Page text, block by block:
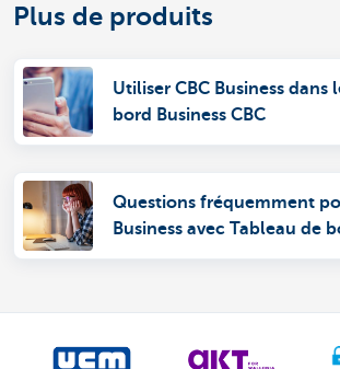
Plus de produits
Utiliser CBC Business dans
bord Business CBC
Questions fréquemment
Business avec Tableau de